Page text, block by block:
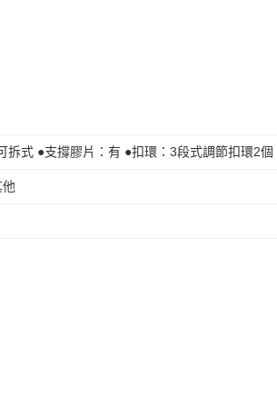
拆式 ●支撐膠片：有 ●扣環：3段式調節扣環2個
他